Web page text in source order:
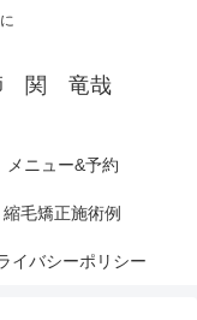
関 竜哉
メニュー&予約
縮毛矯正施術例
イバシーポリシー